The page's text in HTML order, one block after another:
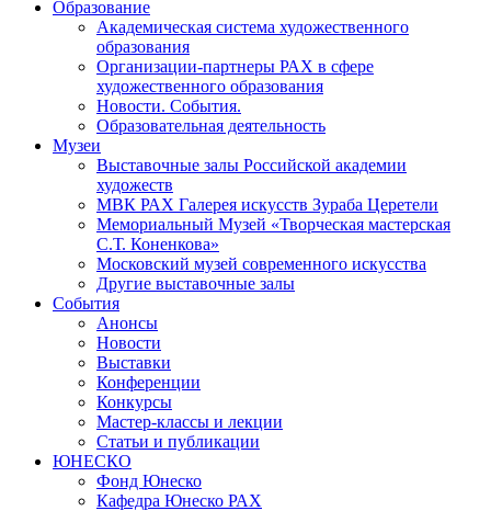
Образование
Академическая система художественного
образования
Организации-партнеры РАХ в сфере
художественного образования
Новости. События.
Образовательная деятельность
Музеи
Выставочные залы Российской академии
художеств
МВК РАХ Галерея искусств Зураба Церетели
Мемориальный Музей «Творческая мастерская
С.Т. Коненкова»
Московский музей современного искусства
Другие выставочные залы
События
Анонсы
Новости
Выставки
Конференции
Конкурсы
Мастер-классы и лекции
Статьи и публикации
ЮНЕСКО
Фонд Юнеско
Кафедра Юнеско РАХ